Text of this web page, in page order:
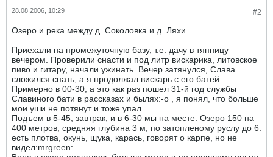
#2
28.08.2006, 10:29
Озеро и река между д. Соколовка и д. Ляхи
Приехали на промежуточную базу, т.е. дачу в тяпницу
вечером. Проверили снасти и под литр вискарика, литовское
пиво и гитару, начали ужинать. Вечер затянулся, Слава
сложился спать, а я продолжал вискарь с его батей.
Примерно в 00-30, а это как раз пошел 31-й год службы
Славиного бати в рассказах и былях:-o , я понял, что больше
мои уши не потянут и тоже упал.
Подъем в 5-45, завтрак, и в 6-30 мы на месте. Озеро 150 на
400 метров, средняя глубина 3 м, по затопленому руслу до 6.
есть плотва, окунь, щука, карась, говорят о карпе, но не
видел:mrgreen: .